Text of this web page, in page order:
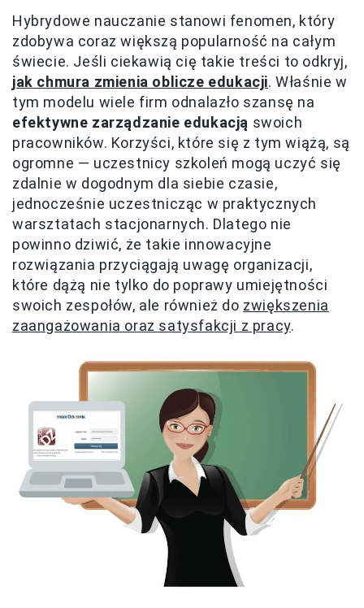
Hybrydowe nauczanie stanowi fenomen, który
zdobywa coraz większą popularność na całym
świecie. Jeśli ciekawią cię takie treści to odkryj,
jak chmura zmienia oblicze edukacji. Właśnie w
tym modelu wiele firm odnalazło szansę na
efektywne zarządzanie edukacją swoich
pracowników. Korzyści, które się z tym wiążą, są
ogromne — uczestnicy szkoleń mogą uczyć się
zdalnie w dogodnym dla siebie czasie,
jednocześnie uczestnicząc w praktycznych
warsztatach stacjonarnych. Dlatego nie
powinno dziwić, że takie innowacyjne
rozwiązania przyciągają uwagę organizacji,
które dążą nie tylko do poprawy umiejętności
swoich zespołów, ale również do zwiększenia
zaangażowania oraz satysfakcji z pracy.